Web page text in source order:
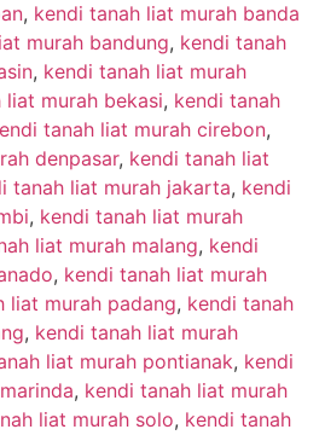
, kendi tanah liat murah banda
murah bandung, kendi tanah
, kendi tanah liat murah
liat murah bekasi, kendi tanah
tanah liat murah cirebon,
denpasar, kendi tanah liat
tanah liat murah jakarta, kendi
, kendi tanah liat murah
liat murah malang, kendi
, kendi tanah liat murah
liat murah padang, kendi tanah
, kendi tanah liat murah
liat murah pontianak, kendi
, kendi tanah liat murah
liat murah solo, kendi tanah